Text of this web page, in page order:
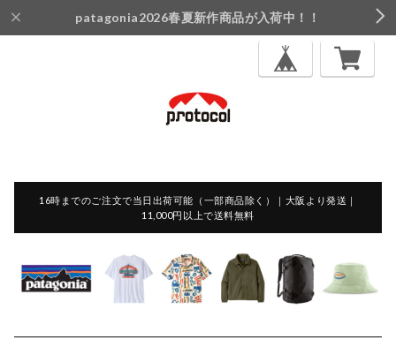
patagonia2026春夏新作商品が入荷中！！
16時までのご注文で当日出荷可能（一部商品除く）｜大阪より発送｜
11,000円以上で送料無料